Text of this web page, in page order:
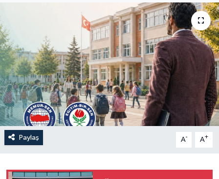
Paylaş A- A+
Bi̇li̇m & Teknoloji̇
Dünya
Eği̇ti̇m